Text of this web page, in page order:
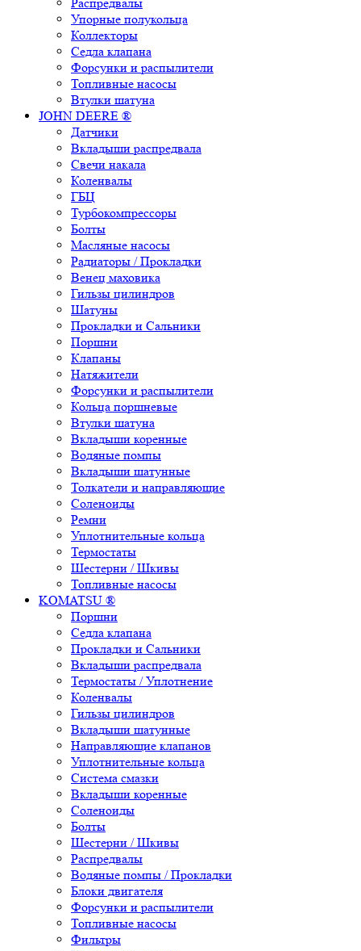
Упорные полукольца
Коллекторы
Седла клапана
Форсунки и распылители
Топливные насосы
Втулки шатуна
JOHN DEERE ®
Датчики
Вкладыши распредвала
Свечи накала
Коленвалы
ГБЦ
Турбокомпрессоры
Болты
Масляные насосы
Радиаторы / Прокладки
Венец маховика
Гильзы цилиндров
Шатуны
Прокладки и Сальники
Поршни
Клапаны
Натяжители
Форсунки и распылители
Кольца поршневые
Втулки шатуна
Вкладыши коренные
Водяные помпы
Вкладыши шатунные
Толкатели и направляющие
Соленоиды
Ремни
Уплотнительные кольца
Термостаты
Шестерни / Шкивы
Топливные насосы
KOMATSU ®
Поршни
Седла клапана
Прокладки и Сальники
Вкладыши распредвала
Термостаты / Уплотнение
Коленвалы
Гильзы цилиндров
Вкладыши шатунные
Направляющие клапанов
Уплотнительные кольца
Система смазки
Вкладыши коренные
Соленоиды
Болты
Шестерни / Шкивы
Распредвалы
Водяные помпы / Прокладки
Блоки двигателя
Форсунки и распылители
Топливные насосы
Фильтры